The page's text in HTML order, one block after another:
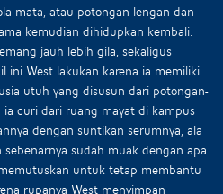
mata, atau potongan lengan dan
kemudian dihidupkan kembali.
jauh lebih gila, sekaligus
ini West lakukan karena ia memiliki
utuh yang disusun dari potongan-
curi dari ruang mayat di kampus
dengan suntikan serumnya, ala
sudah muak dengan apa
untuk tetap membantu
rupanya West menyimpan